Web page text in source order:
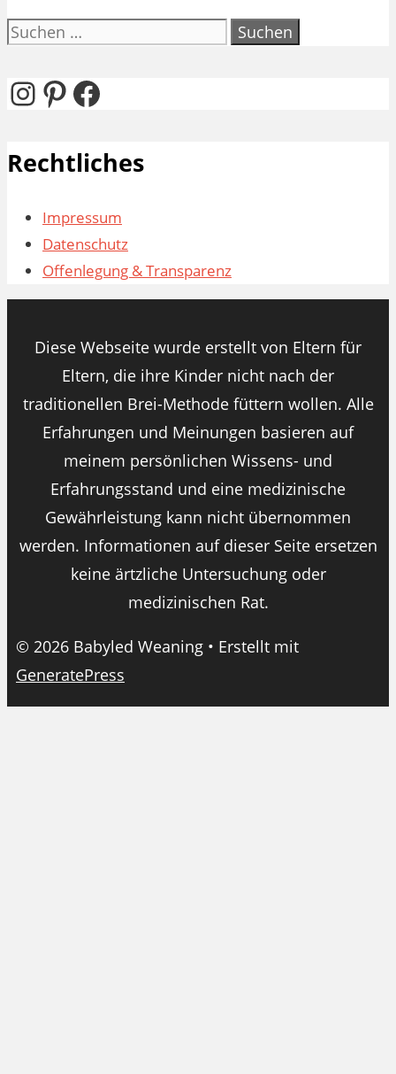
Suchen
Instagram
Pinterest
Facebook
Rechtliches
Impressum
Datenschutz
Offenlegung & Transparenz
Diese Webseite wurde erstellt von Eltern für
Eltern, die ihre Kinder nicht nach der
traditionellen Brei-Methode füttern wollen. Alle
Erfahrungen und Meinungen basieren auf
meinem persönlichen Wissens- und
Erfahrungsstand und eine medizinische
Gewährleistung kann nicht übernommen
werden. Informationen auf dieser Seite ersetzen
keine ärtzliche Untersuchung oder
medizinischen Rat.
© 2026 Babyled Weaning • Erstellt mit
GeneratePress